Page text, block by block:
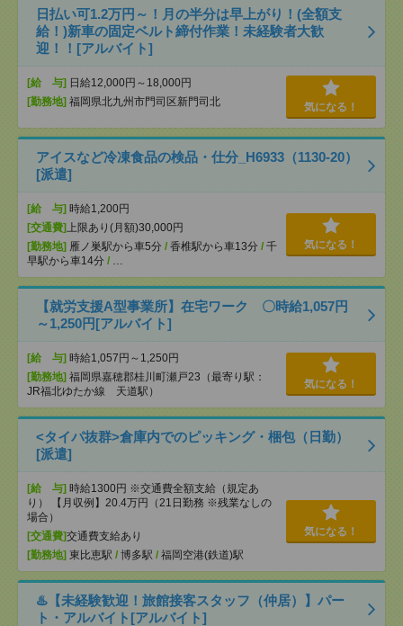
日払い可1.2万円～！月の半分は早上がり！(全額支
給！)新車の固定ベルト締付作業！未経験者大歓
迎！！[アルバイト]
[給 与] 日給12,000円～18,000円
[勤務地] 福岡県北九州市門司区新門司北 気になる！
アイスなど冷凍食品の検品・仕分_H6933（1130-20）
[派遣]
[給 与] 時給1,200円
[交通費] 上限あり(月額)30,000円
[勤務地] 雁ノ巣駅から車5分 / 香椎駅から車13分 / 千
早駅から車14分 / …
気になる！
【就労支援A型事業所】在宅ワーク 〇時給1,057円
～1,250円[アルバイト]
[給 与] 時給1,057円～1,250円
[勤務地] 福岡県嘉穂郡桂川町瀬戸23（最寄り駅：
JR福北ゆたか線 天道駅）
気になる！
<タイパ抜群>倉庫内でのピッキング・梱包（日勤）
[派遣]
[給 与] 時給1300円 ※交通費全額支給（規定あ
り） 【月収例】20.4万円（21日勤務 ※残業なしの
場合）
[交通費]交通費支給あり
[勤務地] 東比恵駅 / 博多駅 / 福岡空港(鉄道)駅
気になる！
♨️【未経験歓迎！旅館接客スタッフ（仲居）】パー
ト・アルバイト[アルバイト]